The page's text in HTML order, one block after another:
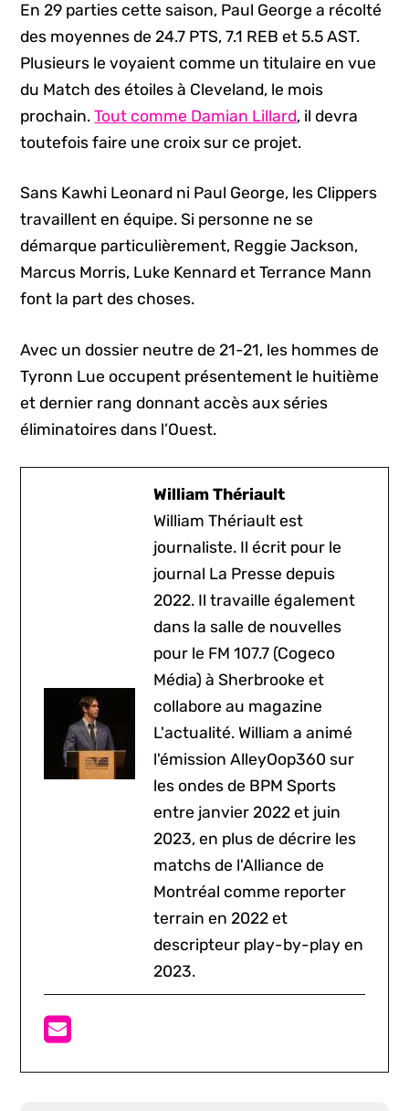
En 29 parties cette saison, Paul George a récolté
des moyennes de 24.7 PTS, 7.1 REB et 5.5 AST.
Plusieurs le voyaient comme un titulaire en vue
du Match des étoiles à Cleveland, le mois
prochain.Tout comme Damian Lillard, il devra
toutefois faire une croix sur ce projet.
Sans Kawhi Leonard ni Paul George, les Clippers
travaillent en équipe. Si personne ne se
démarque particulièrement, Reggie Jackson,
Marcus Morris, Luke Kennard et Terrance Mann
font la part des choses.
Avec un dossier neutre de 21-21, les hommes de
Tyronn Lue occupent présentement le huitième
et dernier rang donnant accès aux séries
éliminatoires dans l’Ouest.
William Thériault
William Thériault est
journaliste. Il écrit pour le
journal La Presse depuis
2022. Il travaille également
dans la salle de nouvelles
pour le FM 107.7 (Cogeco
Média) à Sherbrooke et
collabore au magazine
L'actualité. William a animé
l'émission AlleyOop360 sur
les ondes de BPM Sports
entre janvier 2022 et juin
2023, en plus de décrire les
matchs de l'Alliance de
Montréal comme reporter
terrain en 2022 et
descripteur play-by-play en
2023.